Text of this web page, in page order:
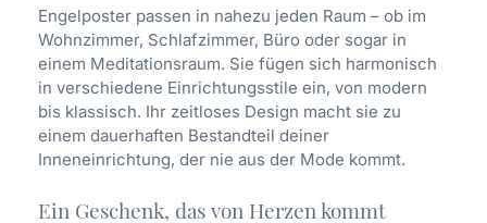
Engelposter passen in nahezu jeden Raum – ob im
Wohnzimmer, Schlafzimmer, Büro oder sogar in
einem Meditationsraum. Sie fügen sich harmonisch
in verschiedene Einrichtungsstile ein, von modern
bis klassisch. Ihr zeitloses Design macht sie zu
einem dauerhaften Bestandteil deiner
Inneneinrichtung, der nie aus der Mode kommt.
Ein Geschenk, das von Herzen kommt